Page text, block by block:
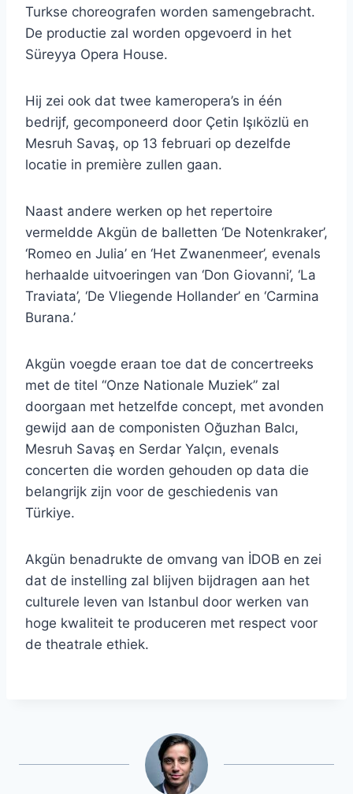
Turkse choreografen worden samengebracht.
De productie zal worden opgevoerd in het
Süreyya Opera House.
Hij zei ook dat twee kameropera’s in één
bedrijf, gecomponeerd door Çetin Işıközlü en
Mesruh Savaş, op 13 februari op dezelfde
locatie in première zullen gaan.
Naast andere werken op het repertoire
vermeldde Akgün de balletten ‘De Notenkraker’,
‘Romeo en Julia’ en ‘Het Zwanenmeer’, evenals
herhaalde uitvoeringen van ‘Don Giovanni’, ‘La
Traviata’, ‘De Vliegende Hollander’ en ‘Carmina
Burana.’
Akgün voegde eraan toe dat de concertreeks
met de titel “Onze Nationale Muziek” zal
doorgaan met hetzelfde concept, met avonden
gewijd aan de componisten Oğuzhan Balcı,
Mesruh Savaş en Serdar Yalçın, evenals
concerten die worden gehouden op data die
belangrijk zijn voor de geschiedenis van
Türkiye.
Akgün benadrukte de omvang van İDOB en zei
dat de instelling zal blijven bijdragen aan het
culturele leven van Istanbul door werken van
hoge kwaliteit te produceren met respect voor
de theatrale ethiek.